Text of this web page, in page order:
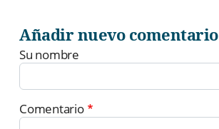
Añadir nuevo comentario
Su nombre
Comentario